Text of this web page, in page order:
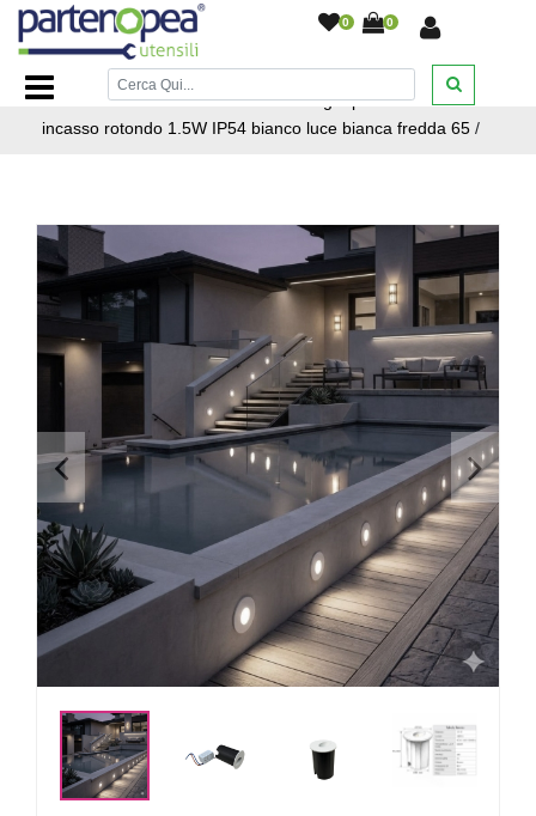
0 0
Home Page/ILLUMINAZIONE LED/SEGNAPASSO E
FARETTI CALPESTABILI/Faretto segnapasso LED da
incasso rotondo 1.5W IP54 bianco luce bianca fredda 65 /
< >